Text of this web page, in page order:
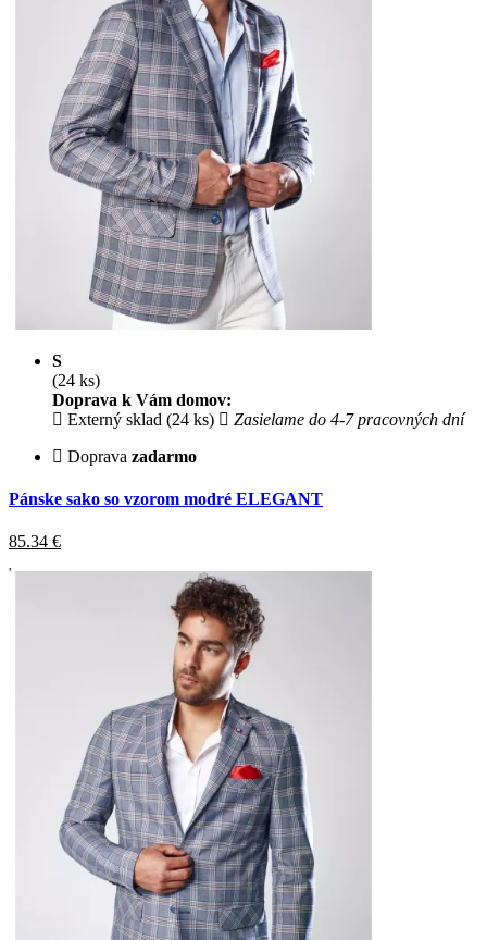
S
(24 ks)
Doprava k Vám domov:
Externý sklad (24 ks)
Zasielame do 4-7 pracovných dní
Doprava zadarmo
Pánske sako so vzorom modré ELEGANT
85.34 €